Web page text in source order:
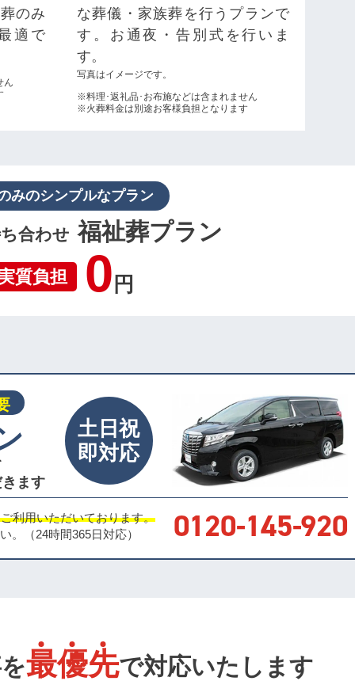
のみ
適で
ん
な葬儀・家族葬を行うプランで
す。お通夜・告別式を行いま
す。
写真はイメージです。
※料理･返礼品･お布施などは含まれません
※火葬料金は別途お客様負担となります
みのシンプルなプラン
合わせ 福祉葬プラン
質負担 0 円
ます
土日祝
即対応
利用いただいております。
。
（24時間365日対応） 0120-145-920
最優先で対応いたします